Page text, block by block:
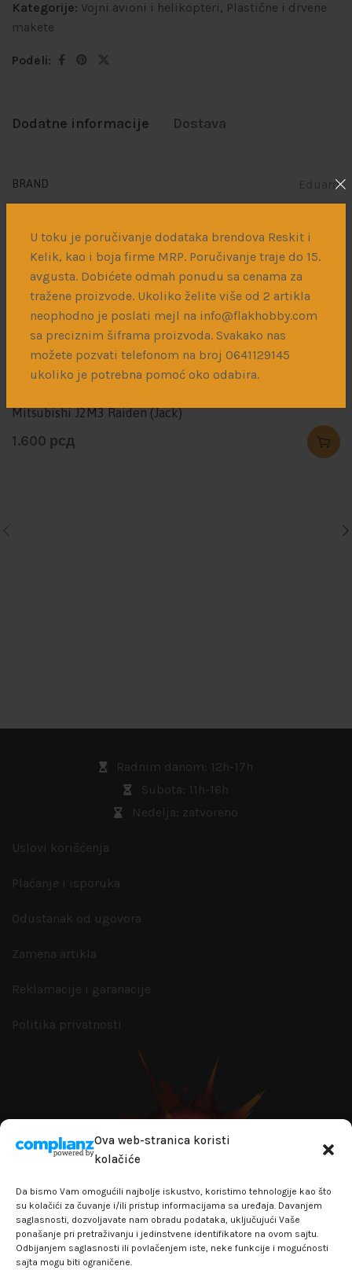
U toku je poručivanje dodataka brendova Reskit i
Kelik, kao i boja firme MRP. Poručivanje traje do 15.
avgusta. Dobićete odmah ponudu sa cenama za
tražene proizvode. Ukoliko želite više od 2 artikla
neophodno je poslati mejl na info@flakhobby.com
sa preciznim šiframa proizvoda. Svakako nas
možete pozvati telefonom na broj 0641129145
ukoliko je potrebna pomoć oko odabira.
Ova web-stranica koristi
kolačiće
Da bismo Vam omogućili najbolje iskustvo, koristimo tehnologije kao što
su kolačići za čuvanje i/ili pristup informacijama sa uređaja. Davanjem
saglasnosti, dozvoljavate nam obradu podataka, uključujući Vaše
ponašanje pri pretraživanju i jedinstvene identifikatore na ovom sajtu.
Odbijanjem saglasnosti ili povlačenjem iste, neke funkcije i mogućnosti
sajta mogu biti ograničene.
Kategorije: Vojni avioni i helikopteri, Plastične i drvene
makete
Podeli:
Dodatne informacije Dostava
BRAND Eduard
Povezani proizvodi
SOLD
Mitsubishi J2M3 Raiden (Jack)
1.600 рсд
Radnim danom: 12h-17h
Subota: 11h-16h
Nedelja: zatvoreno
Uslovi korišćenja
Plaćanje i isporuka
Odustanak od ugovora
Zamena artikla
Reklamacije i garanacije
Politika privatnosti